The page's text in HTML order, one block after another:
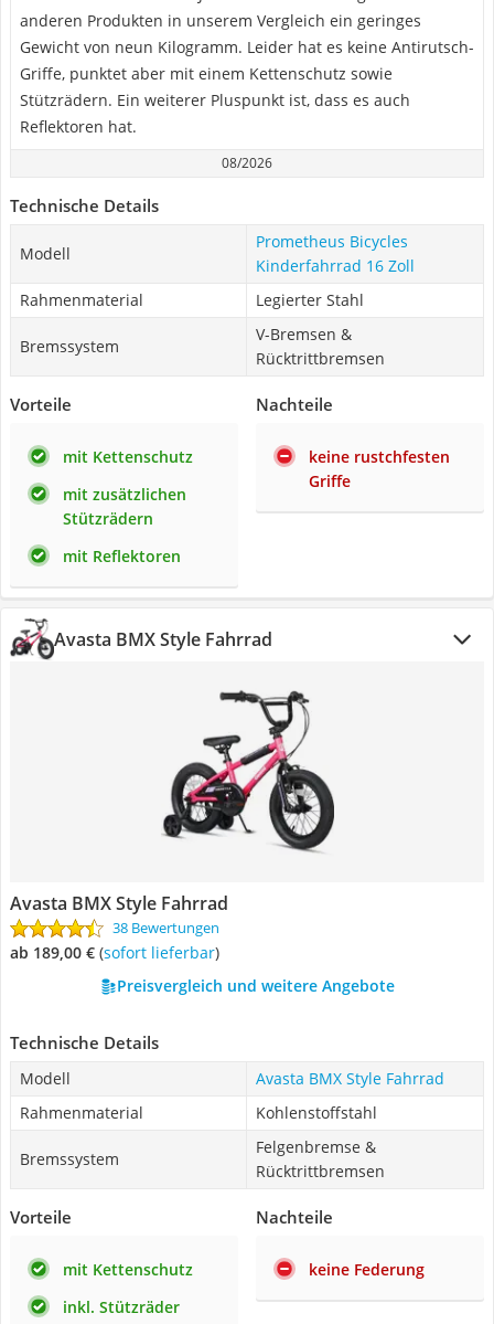
anderen Produkten in unserem Vergleich ein geringes
Gewicht von neun Kilogramm. Leider hat es keine Antirutsch-
Griffe, punktet aber mit einem Kettenschutz sowie
Stützrädern. Ein weiterer Pluspunkt ist, dass es auch
Reflektoren hat.
08/2026
Technische Details
Modell
Prometheus Bicycles
Kinderfahrrad 16 Zoll
Rahmenmaterial
Legierter Stahl
Bremssystem
V-Bremsen &
Rücktrittbremsen
Vorteile
mit Kettenschutz
mit zusätzlichen
Stützrädern
mit Reflektoren
Nachteile
keine rustchfesten
Griffe
Avasta BMX Style Fahrrad
Avasta BMX Style Fahrrad
38 Bewertungen
ab 189,00 € ( Sofort lieferbar)
Preisvergleich und weitere Angebote
Technische Details
Modell
Avasta BMX Style Fahrrad
Rahmenmaterial
Kohlenstoffstahl
Bremssystem
Felgenbremse &
Rücktrittbremsen
Vorteile
mit Kettenschutz
inkl. Stützräder
Nachteile
keine Federung